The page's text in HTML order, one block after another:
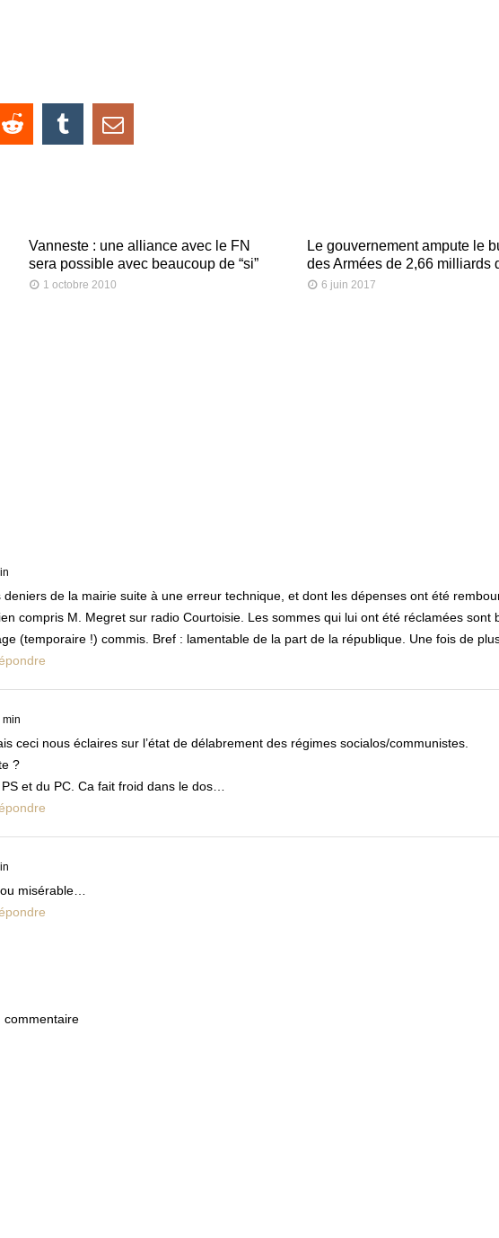
Vanneste : une alliance avec le FN
sera possible avec beaucoup de “si”
1 octobre 2010
Le gouvernement ampute le
des Armées de 2,66 milliards
6 juin 2017
de la mairie suite à une erreur technique, et dont les dépenses ont été
compris M. Megret sur radio Courtoisie. Les sommes qui lui ont été réclamées sont
(temporaire !) commis. Bref : lamentable de la part de la république. Une fois de
min
ceci nous éclaires sur l’état de délabrement des régimes socialos/communistes.
?
et du PC. Ca fait froid dans le dos…
misérable…
commentaire